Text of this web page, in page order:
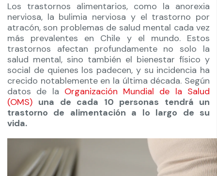
Los trastornos alimentarios, como la anorexia
nerviosa, la bulimia nerviosa y el trastorno por
atracón, son problemas de salud mental cada vez
más prevalentes en Chile y el mundo. Estos
trastornos afectan profundamente no solo la
salud mental, sino también el bienestar físico y
social de quienes los padecen, y su incidencia ha
crecido notablemente en la última década. Según
datos de la Organización Mundial de la Salud
(OMS) una de cada 10 personas tendrá un
trastorno de alimentación a lo largo de su
vida.